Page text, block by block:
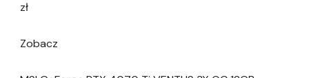
zł
Zobacz